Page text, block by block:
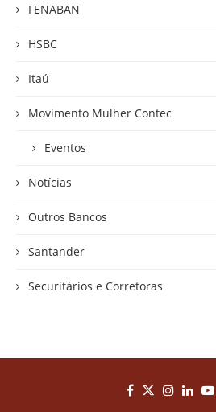
FENABAN
HSBC
Itaú
Movimento Mulher Contec
Eventos
Notícias
Outros Bancos
Santander
Securitários e Corretoras